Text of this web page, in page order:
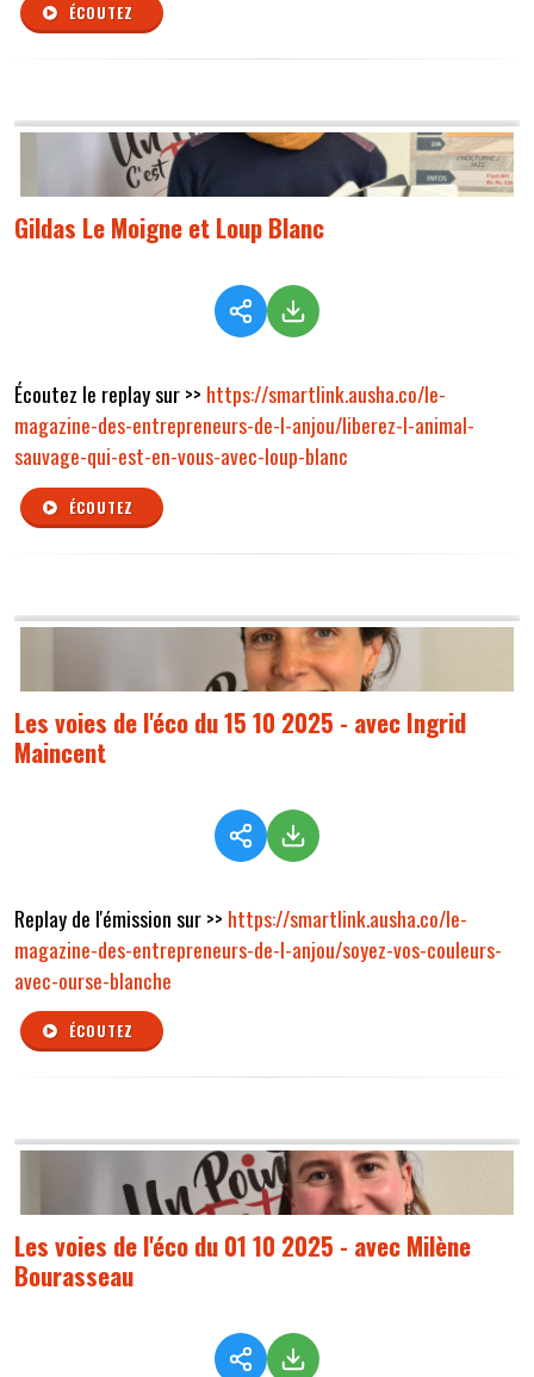
ÉCOUTEZ
Gildas Le Moigne et Loup Blanc
Écoutez le replay sur >> https://smartlink.ausha.co/le-
magazine-des-entrepreneurs-de-l-anjou/liberez-l-animal-
sauvage-qui-est-en-vous-avec-loup-blanc
ÉCOUTEZ
Les voies de l'éco du 15 10 2025 - avec Ingrid
Maincent
Replay de l'émission sur >> https://smartlink.ausha.co/le-
magazine-des-entrepreneurs-de-l-anjou/soyez-vos-couleurs-
avec-ourse-blanche
ÉCOUTEZ
Les voies de l'éco du 01 10 2025 - avec Milène
Bourasseau